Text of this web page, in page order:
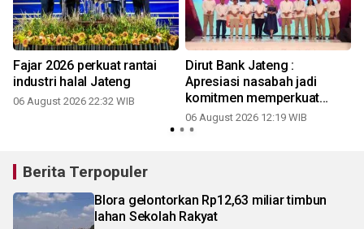
Fajar 2026 perkuat rantai
industri halal Jateng
06 August 2026 22:32 WIB
Dirut Bank Jateng :
Apresiasi nasabah jadi
komitmen memperkuat
ekonomi daerah
06 August 2026 12:19 WIB
Berita Terpopuler
Blora gelontorkan Rp12,63 miliar timbun
lahan Sekolah Rakyat